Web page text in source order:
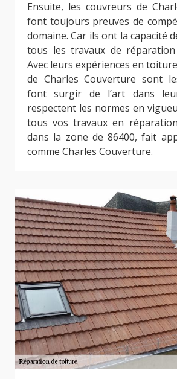
Ensuite, les couvreurs de
font toujours preuves de
domaine. Car ils ont la capacité
tous les travaux de
Avec leurs expériences en
de Charles Couverture sont
font surgir de l’art dans
respectent les normes en
tous vos travaux en
dans la zone de 86400, fait
comme Charles Couverture.